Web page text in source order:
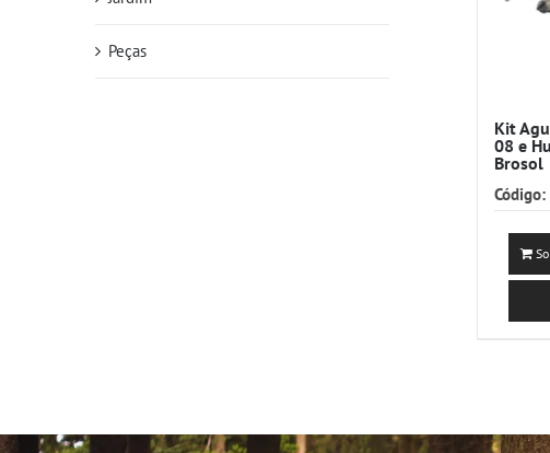
Kit
08 e
Brosol
Código:
Peças